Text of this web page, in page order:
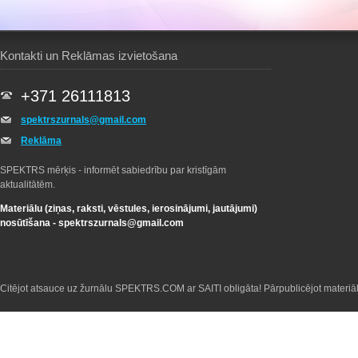
Kontakti un Reklāmas izvietošana
+371 26111813
spektrszurnals@gmail.com
Reklāma
SPEKTRS mērķis - informēt sabiedrību par kristīgām
aktualitātēm.
Materiālu (ziņas, raksti, vēstules, ierosinājumi, jautājumi)
nosūtīšana - spektrszurnals@gmail.com
Citējot atsauce uz žurnālu SPEKTRS.COM ar SAITI obligāta! Pārpublicējot